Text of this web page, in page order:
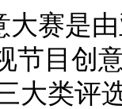
赛是由
节目创
大类评